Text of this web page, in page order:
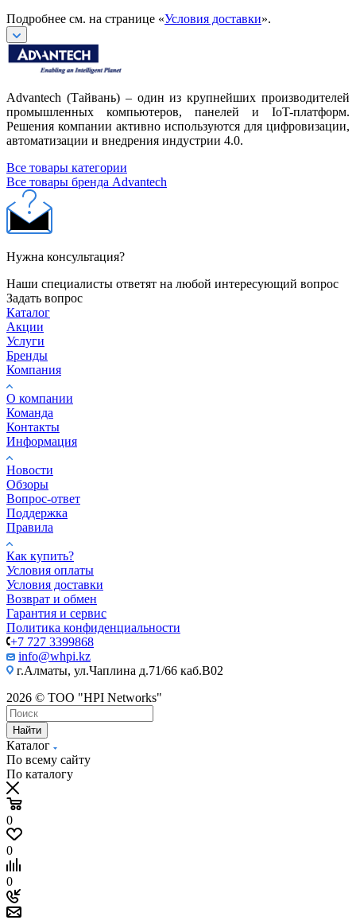
Подробнее см. на странице «Условия доставки».
Advantech (Тайвань) – один из крупнейших производителей
промышленных компьютеров, панелей и IoT-платформ.
Решения компании активно используются для цифровизации,
автоматизации и внедрения индустрии 4.0.
Все товары категории
Все товары бренда Advantech
Нужна консультация?
Наши специалисты ответят на любой интересующий вопрос
Задать вопрос
Каталог
Акции
Услуги
Бренды
Компания
О компании
Команда
Контакты
Информация
Новости
Обзоры
Вопрос-ответ
Поддержка
Правила
Как купить?
Условия оплаты
Условия доставки
Возврат и обмен
Гарантия и сервис
Политика конфиденциальности
+7 727 3399868
info@whpi.kz
г.Алматы, ул.Чаплина д.71/66 каб.B02
2026 © ТОО "HPI Networks"
Найти
Каталог
По всему сайту
По каталогу
0
0
0